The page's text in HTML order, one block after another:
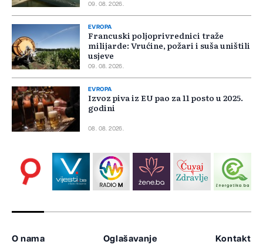
09. 08. 2026.
EVROPA
Francuski poljoprivrednici traže
milijarde: Vrućine, požari i suša uništili
usjeve
09. 08. 2026.
EVROPA
Izvoz piva iz EU pao za 11 posto u 2025.
godini
08. 08. 2026.
O nama Oglašavanje Kontakt